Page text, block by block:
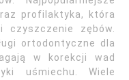
profilaktyka, która
czyszczenie zębów.
ortodontyczne dla
w korekcji wad
uśmiechu. Wiele